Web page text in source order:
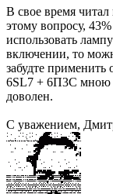
В свое время
этому вопросу,
использовать
включении, то
забудте
6SL7 + 6П3С мною
доволен.
С уважением,